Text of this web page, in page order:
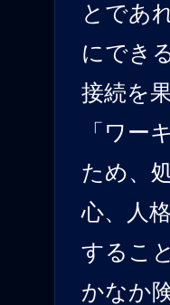
とであ
にでき
接続を
「ワー
ため、
心、人
するこ
かなか